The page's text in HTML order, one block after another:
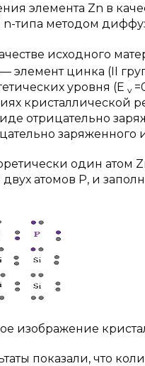
элемента Zn в
n-типа методом
исходного
элемент цинка (II
уровня (E v
кристаллической
отрицательно
заряженного
один
атомов Р, и
изображение
показали, что